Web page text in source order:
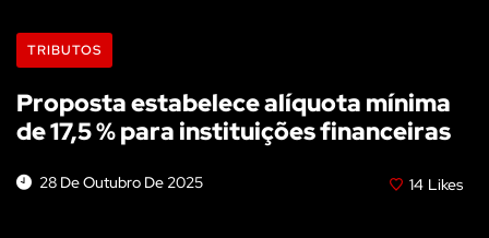
TRIBUTOS
Proposta estabelece alíquota mínima
de 17,5 % para instituições financeiras
28 De Outubro De 2025 14 Likes